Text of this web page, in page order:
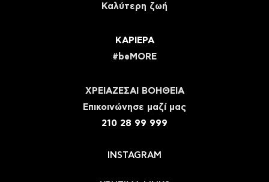
Καλύτερη ζωή
ΚΑΡΙΕΡΑ
#beMORE
ΧΡΕΙΑΖΕΣΑΙ ΒΟΗΘΕΙΑ
Eπικοινώνησε μαζί μας
210 28 99 999
INSTAGRAM